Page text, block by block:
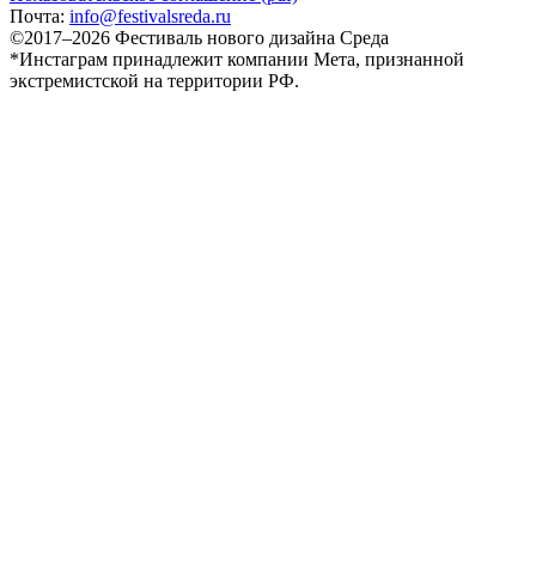
Почта: info@festivalsreda.ru
©2017–2026 Фестиваль нового дизайна Среда
*Инстаграм принадлежит компании Мета, признанной
экстремистской на территории РФ.